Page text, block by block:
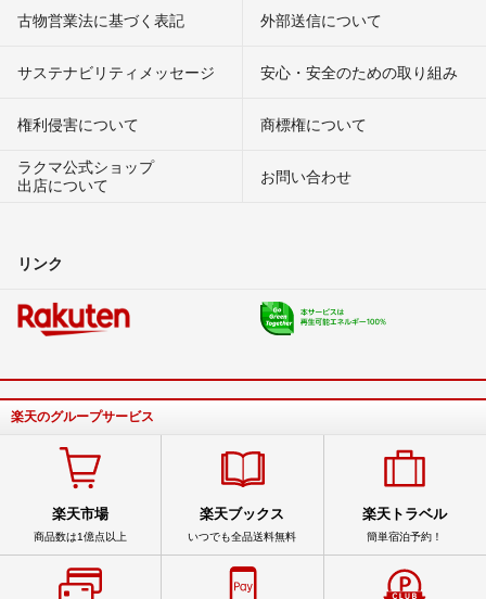
古物営業法に基づく表記 外部送信について
サステナビリティメッセージ 安心・安全のための取り組み
権利侵害について
商標権について
ラクマ公式ショップ
出店について
お問い合わせ
リンク
楽天のグループサービス
楽天市場
商品数は1億点以上
楽天ブックス
いつでも全品送料無料
楽天トラベル
簡単宿泊予約！